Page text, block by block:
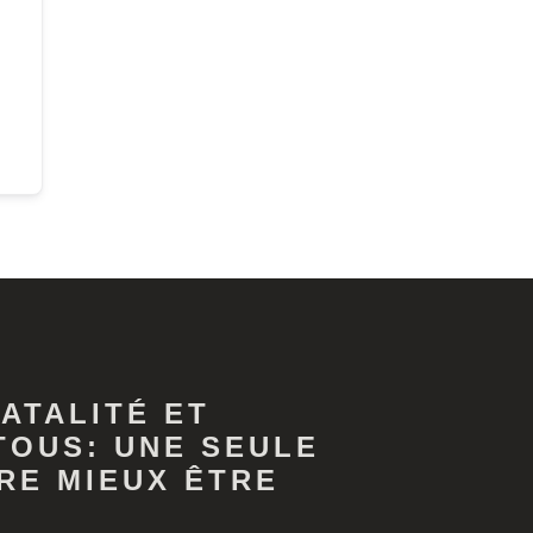
ET
UNE SEULE
MIEUX ÊTRE